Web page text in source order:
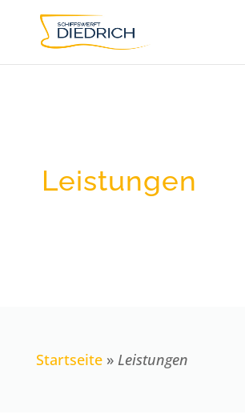
Leistungen
Startseite» Leistungen